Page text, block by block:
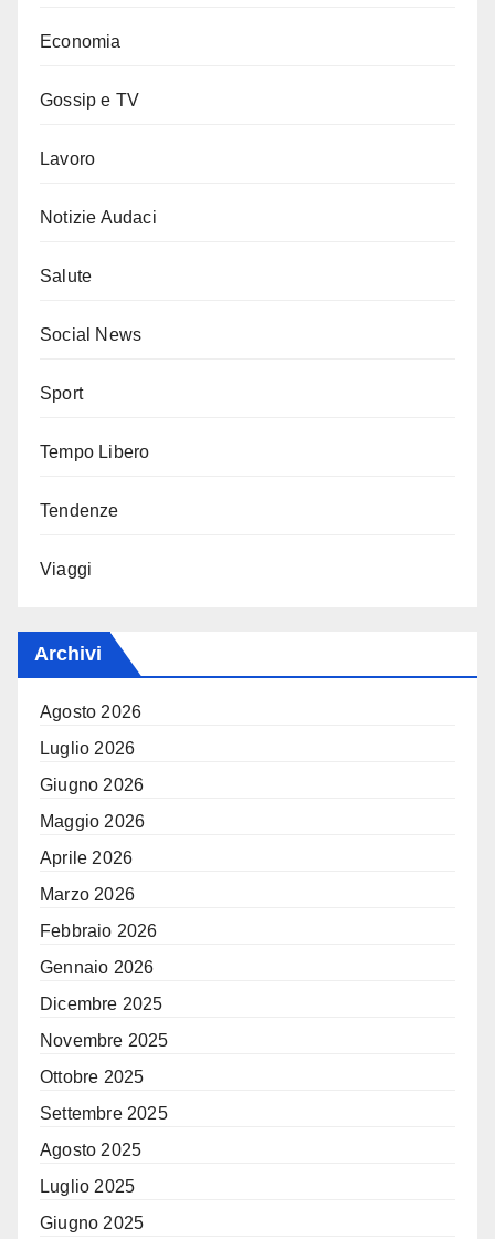
Economia
Gossip e TV
Lavoro
Notizie Audaci
Salute
Social News
Sport
Tempo Libero
Tendenze
Viaggi
Archivi
Agosto 2026
Luglio 2026
Giugno 2026
Maggio 2026
Aprile 2026
Marzo 2026
Febbraio 2026
Gennaio 2026
Dicembre 2025
Novembre 2025
Ottobre 2025
Settembre 2025
Agosto 2025
Luglio 2025
Giugno 2025